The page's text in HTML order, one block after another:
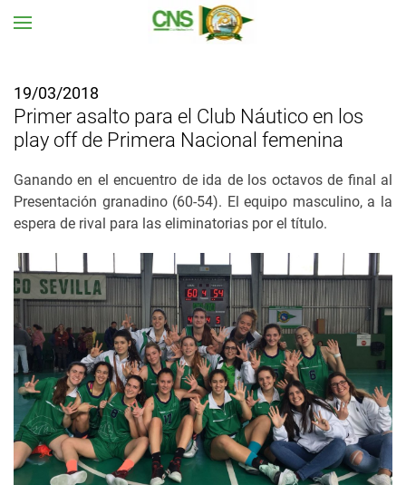
19/03/2018
Primer asalto para el Club Náutico en los
play off de Primera Nacional femenina
Ganando en el encuentro de ida de los octavos de final al
Presentación granadino (60-54). El equipo masculino, a la
espera de rival para las eliminatorias por el título.